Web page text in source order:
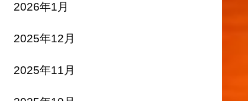
2026年1月
2025年12月
2025年11月